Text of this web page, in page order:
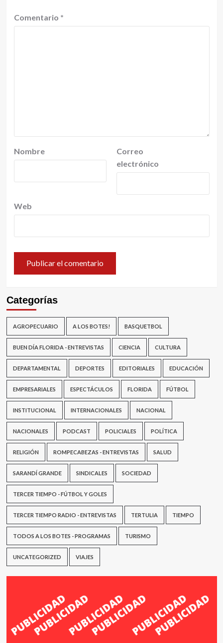
Comentario *
Nombre
Correo
electrónico
Web
Categorías
AGROPECUARIO A LOS BOTES! BASQUETBOL
BUEN DÍA FLORIDA - ENTREVISTAS CIENCIA CULTURA
DEPARTAMENTAL DEPORTES EDITORIALES EDUCACIÓN
EMPRESARIALES ESPECTÁCULOS FLORIDA FÚTBOL
INSTITUCIONAL INTERNACIONALES NACIONAL
NACIONALES PODCAST POLICIALES POLÍTICA
RELIGIÓN ROMPECABEZAS - ENTREVISTAS SALUD
SARANDÍ GRANDE SINDICALES SOCIEDAD
TERCER TIEMPO - FÚTBOL Y GOLES
TERCER TIEMPO RADIO - ENTREVISTAS TERTULIA TIEMPO
TODOS A LOS BOTES - PROGRAMAS TURISMO
UNCATEGORIZED VIAJES